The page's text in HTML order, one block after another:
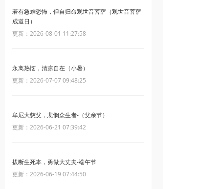
若有急难恐怖，但自归命观世音菩萨（观世音菩萨
成道日）
更新：2026-08-01 11:27:58
永离热恼，清凉自在（小暑）
更新：2026-07-07 09:48:25
牟尼大慈父，悲悯众生者-（父亲节）
更新：2026-06-21 07:39:42
拔断生死本，勇做大丈夫-端午节
更新：2026-06-19 07:44:50